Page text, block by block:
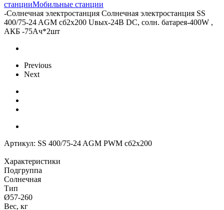
станцииМобильные станции
-Солнечная электростанция Солнечная электростанция SS
400/75-24 AGM сб2x200 Uвых-24В DC, солн. батарея-400W ,
АКБ -75Aч*2шт
Previous
Next
Артикул: SS 400/75-24 AGM PWM сб2x200
Характеристики
Подгруппа
Солнечная
Тип
Ø57-260
Вес, кг